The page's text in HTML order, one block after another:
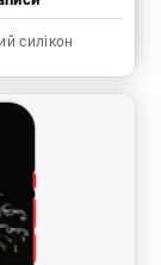
силікон